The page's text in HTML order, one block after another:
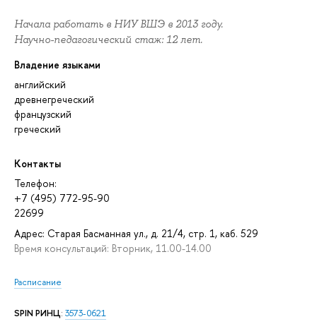
Начала работать в НИУ ВШЭ в 2013 году.
Научно-педагогический стаж: 12 лет.
Владение языками
английский
древнегреческий
французский
греческий
Контакты
Телефон:
+7 (495) 772-95-90
22699
Адрес: Старая Басманная ул., д. 21/4, стр. 1, каб. 529
Время консультаций: Вторник, 11.00-14.00
Расписание
SPIN РИНЦ: 3573-0621